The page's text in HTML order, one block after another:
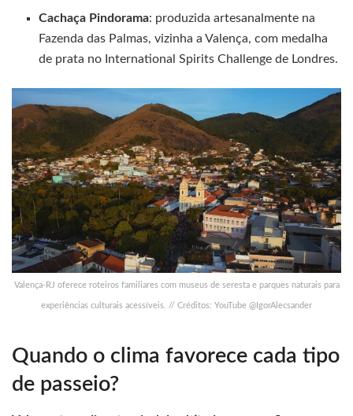
Cachaça Pindorama: produzida artesanalmente na
Fazenda das Palmas, vizinha a Valença, com medalha
de prata no International Spirits Challenge de Londres.
Valença-RJ oferece roteiros familiares com museus de seresta e parques naturais para
experiências culturais acessíveis. // Créditos: YouTube @IgorAlecsander
Quando o clima favorece cada tipo
de passeio?